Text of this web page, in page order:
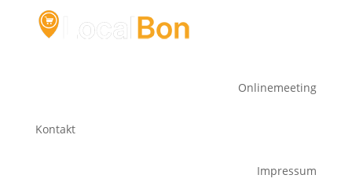
Onlinemeeting
Kontakt
Impressum